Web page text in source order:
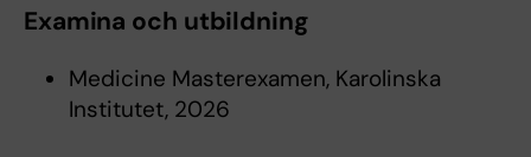
Examina och utbildning
Medicine Masterexamen, Karolinska
Institutet, 2026